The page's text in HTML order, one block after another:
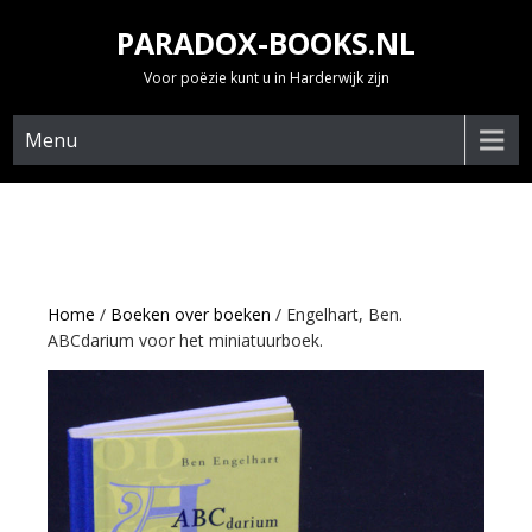
PARADOX-BOOKS.NL
Voor poëzie kunt u in Harderwijk zijn
Menu
Home / Boeken over boeken / Engelhart, Ben.
ABCdarium voor het miniatuurboek.